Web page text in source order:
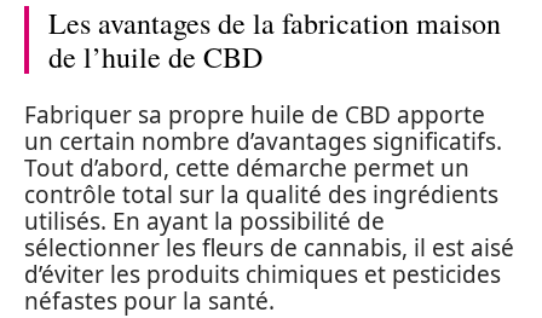
Les avantages de la fabrication maison
de l’huile de CBD
Fabriquer sa propre huile de CBD apporte
un certain nombre d’avantages significatifs.
Tout d’abord, cette démarche permet un
contrôle total sur la qualité des ingrédients
utilisés. En ayant la possibilité de
sélectionner les fleurs de cannabis, il est aisé
d’éviter les produits chimiques et pesticides
néfastes pour la santé.